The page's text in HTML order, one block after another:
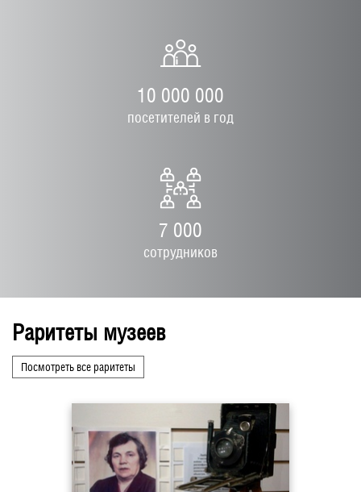
10 000 000
посетителей в год
7 000
сотрудников
Раритеты музеев
Посмотреть все раритеты